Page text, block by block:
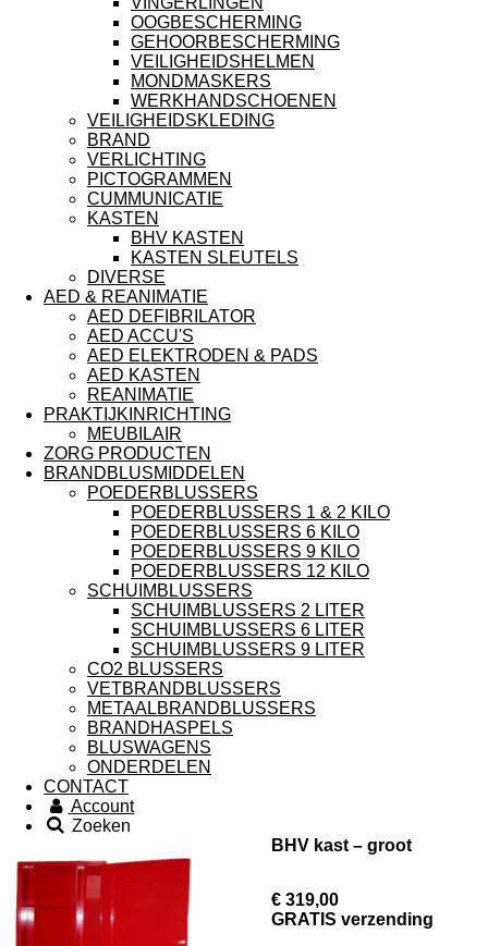
OOGBESCHERMING
GEHOORBESCHERMING
VEILIGHEIDSHELMEN
MONDMASKERS
WERKHANDSCHOENEN
VEILIGHEIDSKLEDING
BRAND
VERLICHTING
PICTOGRAMMEN
CUMMUNICATIE
KASTEN
BHV KASTEN
KASTEN SLEUTELS
DIVERSE
AED & REANIMATIE
AED DEFIBRILATOR
AED ACCU'S
AED ELEKTRODEN & PADS
AED KASTEN
REANIMATIE
PRAKTIJKINRICHTING
MEUBILAIR
ZORG PRODUCTEN
BRANDBLUSMIDDELEN
POEDERBLUSSERS
POEDERBLUSSERS 1 & 2 KILO
POEDERBLUSSERS 6 KILO
POEDERBLUSSERS 9 KILO
POEDERBLUSSERS 12 KILO
SCHUIMBLUSSERS
SCHUIMBLUSSERS 2 LITER
SCHUIMBLUSSERS 6 LITER
SCHUIMBLUSSERS 9 LITER
CO2 BLUSSERS
VETBRANDBLUSSERS
METAALBRANDBLUSSERS
BRANDHASPELS
BLUSWAGENS
ONDERDELEN
CONTACT
Account
Zoeken
BHV kast – groot
€ 319,00
GRATIS verzending